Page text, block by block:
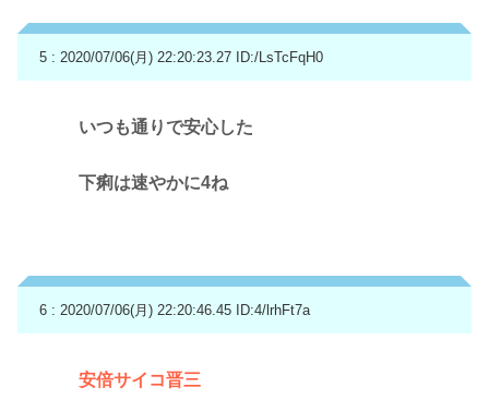
5 : 2020/07/06(月) 22:20:23.27 ID:/LsTcFqH0
いつも通りで安心した
下痢は速やかに4ね
6 : 2020/07/06(月) 22:20:46.45 ID:4/lrhFt7a
安倍サイコ晋三